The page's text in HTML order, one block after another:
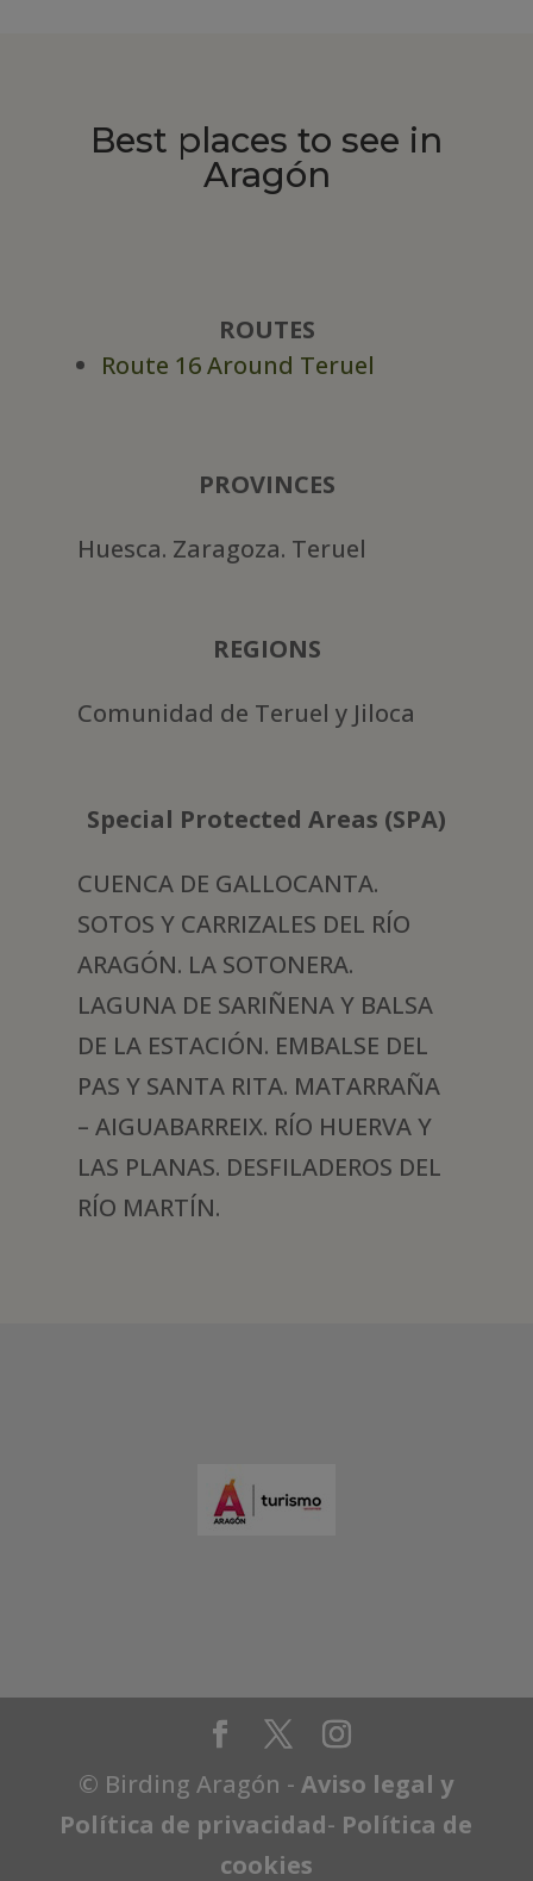
Best places to see in
Aragón
ROUTES
Route 16 Around Teruel
PROVINCES
Huesca. Zaragoza. Teruel
REGIONS
Comunidad de Teruel y Jiloca
Special Protected Areas (SPA)
CUENCA DE GALLOCANTA.
SOTOS Y CARRIZALES DEL RÍO
ARAGÓN. LA SOTONERA.
LAGUNA DE SARIÑENA Y BALSA
DE LA ESTACIÓN. EMBALSE DEL
PAS Y SANTA RITA. MATARRAÑA
– AIGUABARREIX. RÍO HUERVA Y
LAS PLANAS. DESFILADEROS DEL
RÍO MARTÍN.
© Birding Aragón -Aviso legal y
Política de privacidad- Política de
cookies